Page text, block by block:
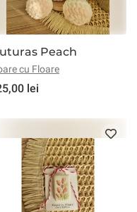
Peach
cu Floare
lei